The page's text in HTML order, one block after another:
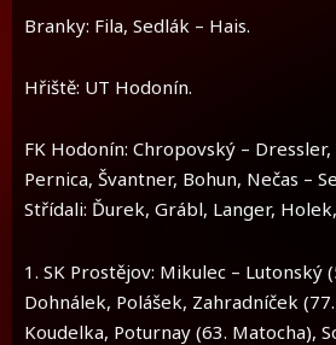
Branky: Fila, Sedlák – Hais.
Hřiště: UT Hodonín.
FK Hodonín: Chropovský – Dressler,
Pernica, Švantner, Bohun, Nečas –
Střídali: Ďurek, Grábl, Langer,
1. SK Prostějov: Mikulec – Lutonský
Dohnálek, Polášek, Zahradníček
Koudelka, Poturnay (63. Matocha),